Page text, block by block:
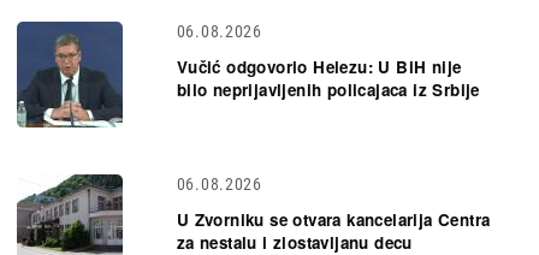
06.08.2026
Vučić odgovorio Helezu: U BiH nije
bilo neprijavljenih policajaca iz Srbije
06.08.2026
U Zvorniku se otvara kancelarija Centra
za nestalu i zlostavljanu decu